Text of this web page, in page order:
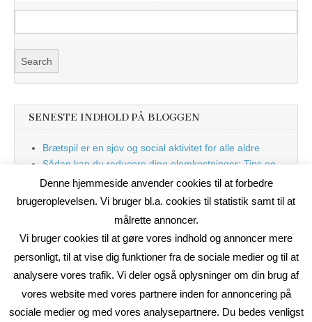
SENESTE INDHOLD PÅ BLOGGEN
Brætspil er en sjov og social aktivitet for alle aldre
Sådan kan du reducere dine elomkostninger: Tips og
tricks til at spare på elprisen
Nu med blog
Denne hjemmeside anvender cookies til at forbedre
brugeroplevelsen. Vi bruger bl.a. cookies til statistik samt til at
målrette annoncer.
Vi bruger cookies til at gøre vores indhold og annoncer mere
personligt, til at vise dig funktioner fra de sociale medier og til at
analysere vores trafik. Vi deler også oplysninger om din brug af
vores website med vores partnere inden for annoncering på
sociale medier og med vores analysepartnere. Du bedes venligst